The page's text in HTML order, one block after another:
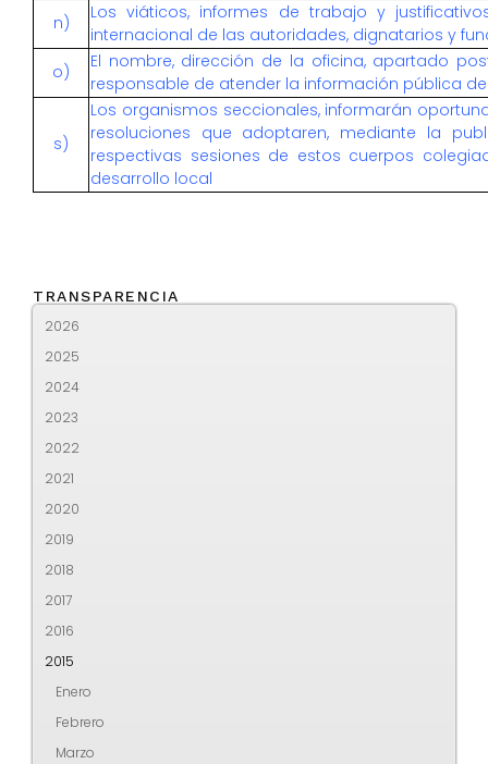
n)
Los viáticos, informes de trabajo y
internacional de las autoridades, dignatarios y
o)
El nombre, dirección de la oficina, apartado
responsable de atender la información pública
s)
Los organismos seccionales, informarán
resoluciones que adoptaren, mediante la
respectivas sesiones de estos cuerpos
desarrollo local
TRANSPARENCIA
2026
2025
2024
2023
2022
2021
2020
2019
2018
2017
2016
2015
Enero
Febrero
Marzo